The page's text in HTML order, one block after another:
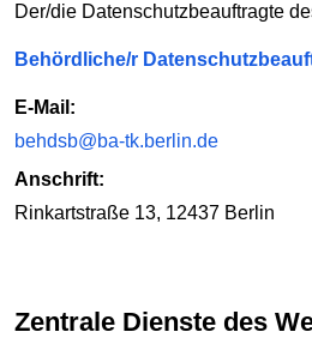
Der/die Datenschutzbeauftragte
Behördliche/r
E-Mail:
behdsb@ba-tk.berlin.de
Anschrift:
Rinkartstraße 13, 12437 Berlin
Zentrale Dienste des